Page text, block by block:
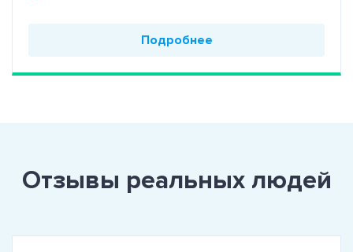
Подробнее
Отзывы реальных людей